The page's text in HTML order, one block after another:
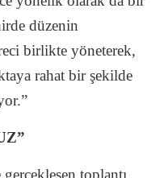
düzenin
birlikte yöneterek,
rahat bir şekilde
toplantı